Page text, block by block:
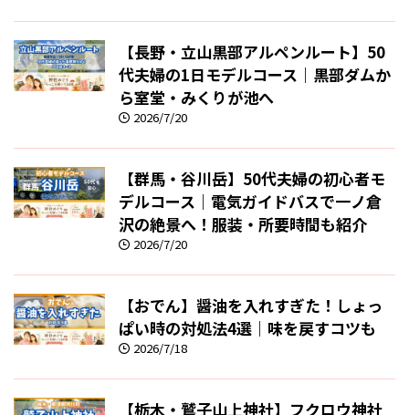
【長野・立山黒部アルペンルート】50
代夫婦の1日モデルコース｜黒部ダムか
ら室堂・みくりが池へ
2026/7/20
【群馬・谷川岳】50代夫婦の初心者モ
デルコース｜電気ガイドバスで一ノ倉
沢の絶景へ！服装・所要時間も紹介
2026/7/20
【おでん】醤油を入れすぎた！しょっ
ぱい時の対処法4選｜味を戻すコツも
2026/7/18
【栃木・鷲子山上神社】フクロウ神社